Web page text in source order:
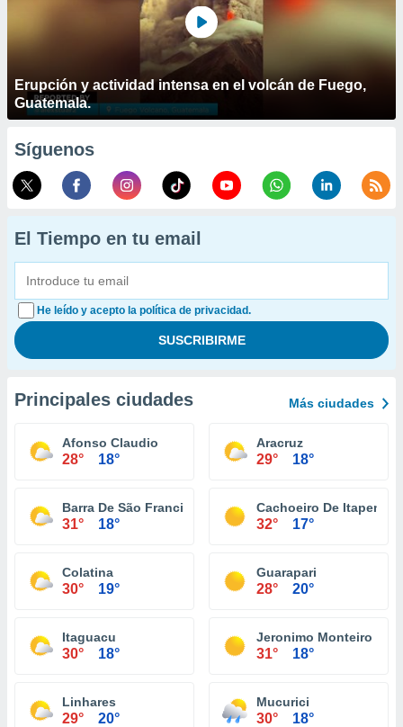
Erupción y actividad intensa en el volcán de Fuego,
Guatemala.
Síguenos
El Tiempo en tu email
He leído y acepto la política de privacidad.
Principales ciudades Más ciudades
Afonso Claudio
28° 18°
Aracruz
29° 18°
Barra De São Francisco
31° 18°
Cachoeiro De
32° 17°
Colatina
30° 19°
Guarapari
28° 20°
Itaguacu
30° 18°
Jeronimo Monteiro
31° 18°
Linhares
29° 20°
Mucurici
30° 18°